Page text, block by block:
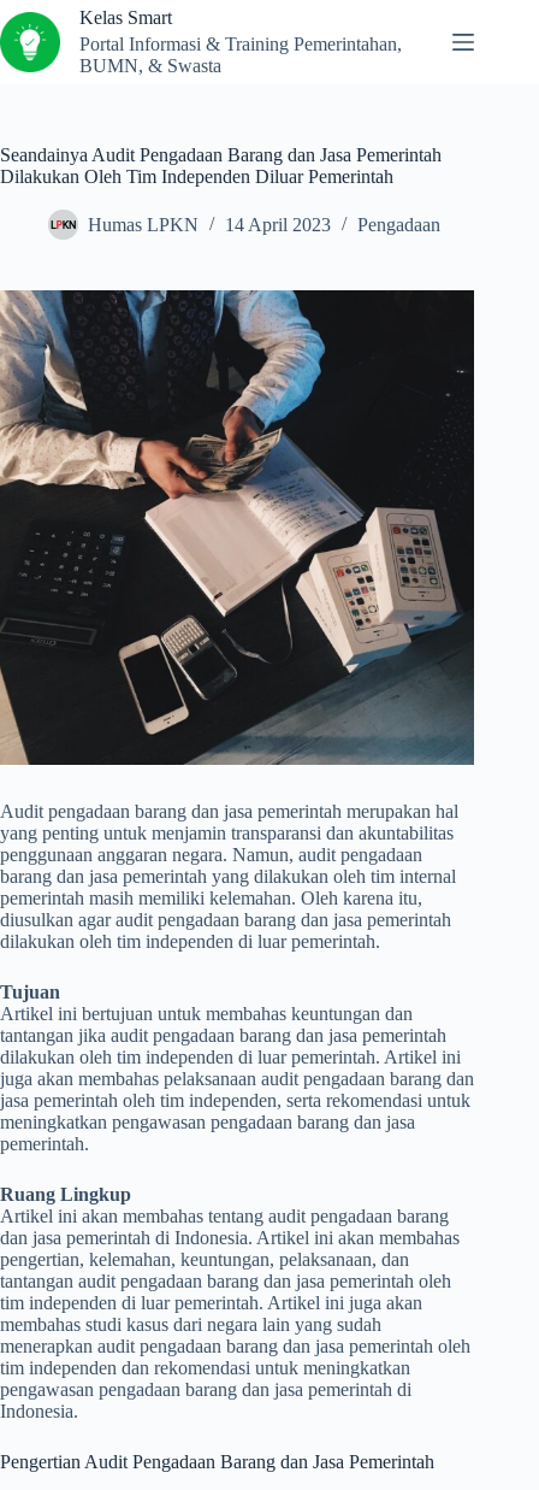
Kelas Smart
Portal Informasi & Training Pemerintahan,
BUMN, & Swasta
Seandainya Audit Pengadaan Barang dan Jasa Pemerintah
Dilakukan Oleh Tim Independen Diluar Pemerintah
Humas LPKN 14 April 2023 Pengadaan
Audit pengadaan barang dan jasa pemerintah merupakan hal
yang penting untuk menjamin transparansi dan akuntabilitas
penggunaan anggaran negara. Namun, audit pengadaan
barang dan jasa pemerintah yang dilakukan oleh tim internal
pemerintah masih memiliki kelemahan. Oleh karena itu,
diusulkan agar audit pengadaan barang dan jasa pemerintah
dilakukan oleh tim independen di luar pemerintah.
Tujuan
Artikel ini bertujuan untuk membahas keuntungan dan
tantangan jika audit pengadaan barang dan jasa pemerintah
dilakukan oleh tim independen di luar pemerintah. Artikel ini
juga akan membahas pelaksanaan audit pengadaan barang dan
jasa pemerintah oleh tim independen, serta rekomendasi untuk
meningkatkan pengawasan pengadaan barang dan jasa
pemerintah.
Ruang Lingkup
Artikel ini akan membahas tentang audit pengadaan barang
dan jasa pemerintah di Indonesia. Artikel ini akan membahas
pengertian, kelemahan, keuntungan, pelaksanaan, dan
tantangan audit pengadaan barang dan jasa pemerintah oleh
tim independen di luar pemerintah. Artikel ini juga akan
membahas studi kasus dari negara lain yang sudah
menerapkan audit pengadaan barang dan jasa pemerintah oleh
tim independen dan rekomendasi untuk meningkatkan
pengawasan pengadaan barang dan jasa pemerintah di
Indonesia.
Pengertian Audit Pengadaan Barang dan Jasa Pemerintah